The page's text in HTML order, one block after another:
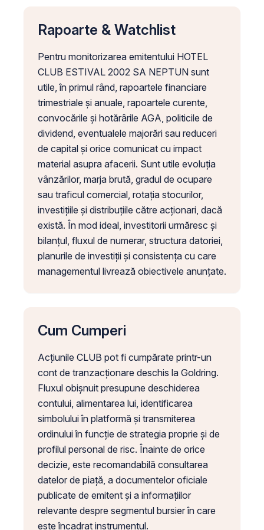
Rapoarte & Watchlist
Pentru monitorizarea emitentului HOTEL
CLUB ESTIVAL 2002 SA NEPTUN sunt
utile, în primul rând, rapoartele financiare
trimestriale și anuale, rapoartele curente,
convocările și hotărârile AGA, politicile de
dividend, eventualele majorări sau reduceri
de capital și orice comunicat cu impact
material asupra afacerii. Sunt utile evoluția
vânzărilor, marja brută, gradul de ocupare
sau traficul comercial, rotația stocurilor,
investițiile și distribuțiile către acționari, dacă
există. În mod ideal, investitorii urmăresc și
bilanțul, fluxul de numerar, structura datoriei,
planurile de investiții și consistența cu care
managementul livrează obiectivele anunțate.
Cum Cumperi
Acțiunile CLUB pot fi cumpărate printr-un
cont de tranzacționare deschis la Goldring.
Fluxul obișnuit presupune deschiderea
contului, alimentarea lui, identificarea
simbolului în platformă și transmiterea
ordinului în funcție de strategia proprie și de
profilul personal de risc. Înainte de orice
decizie, este recomandabilă consultarea
datelor de piață, a documentelor oficiale
publicate de emitent și a informațiilor
relevante despre segmentul bursier în care
este încadrat instrumentul.